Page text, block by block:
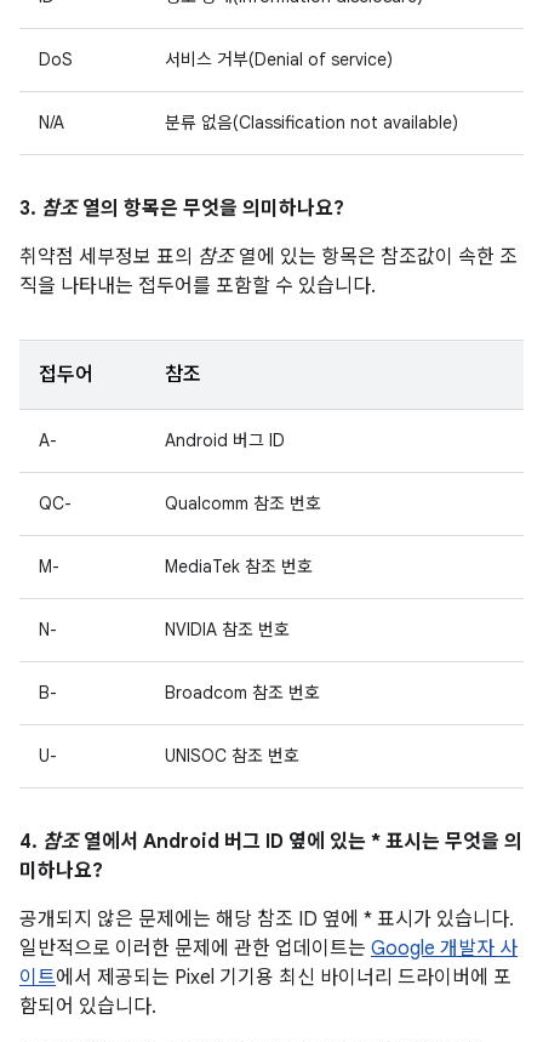
DoS 서비스 거부(Denial of service)
N/A 분류 없음(Classification not available)
3. 참조열의 항목은 무엇을 의미하나요?
취약점 세부정보 표의 참조열에 있는 항목은 참조값이 속한 조
직을 나타내는 접두어를 포함할 수 있습니다.
접두어 참조
A- Android 버그 ID
QC- Qualcomm 참조 번호
M- MediaTek 참조 번호
N- NVIDIA 참조 번호
B- Broadcom 참조 번호
U- UNISOC 참조 번호
4. 참조열에서 Android 버그 ID 옆에 있는 * 표시는 무엇을 의
미하나요?
공개되지 않은 문제에는 해당 참조 ID 옆에 * 표시가 있습니다.
일반적으로 이러한 문제에 관한 업데이트는 Google 개발자 사
이트에서 제공되는 Pixel 기기용 최신 바이너리 드라이버에 포
함되어 있습니다.